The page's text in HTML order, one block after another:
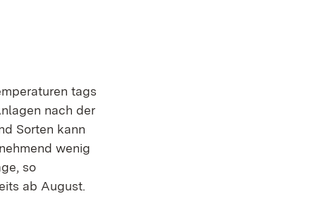
tags
nach der
Sorten kann
wenig
so
ab August.